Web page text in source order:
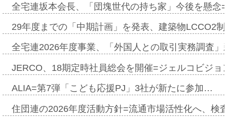
全宅連坂本会長、「団塊世代の持ち家」今後を懸
29年度までの「中期計画」を発表、建築物LCCO2
全宅連2026年度事業、「外国人との取引実務調査
JERCO、18期定時社員総会を開催=ジェルコビジ
ALIA=第7弾「こども応援PJ」3社が新たに参加…
住団連の2026年度活動方針=流通市場活性化へ、検